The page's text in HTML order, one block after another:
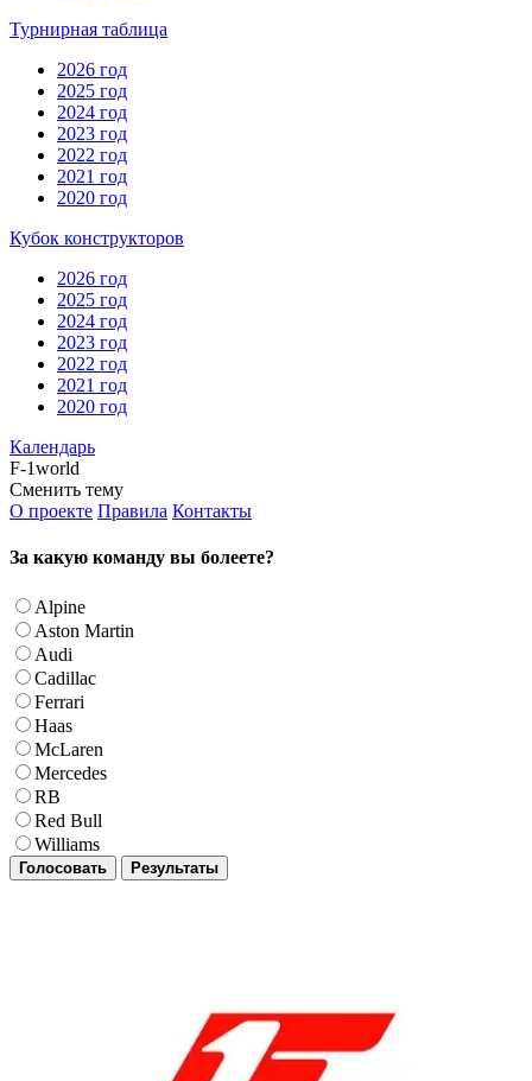
Турнирная таблица
2026 год
2025 год
2024 год
2023 год
2022 год
2021 год
2020 год
Кубок конструкторов
2026 год
2025 год
2024 год
2023 год
2022 год
2021 год
2020 год
Календарь
F-1world
Сменить тему
О проекте Правила Контакты
За какую команду вы болеете?
Alpine
Aston Martin
Audi
Cadillac
Ferrari
Haas
McLaren
Mercedes
RB
Red Bull
Williams
Голосовать Результаты